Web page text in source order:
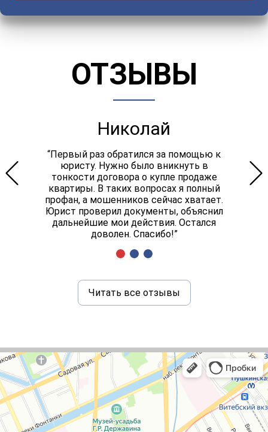
ОТЗЫВЫ
Николай
“Первый раз обратился за помощью к
юристу. Нужно было вникнуть в
тонкости договора о купле продаже
квартиры. В таких вопросах я полный
профан, а мошенников сейчас хватает.
Юрист проверил документы, объяснил
дальнейшие мои действия. Остался
доволен. Спасибо!”
Читать все отзывы